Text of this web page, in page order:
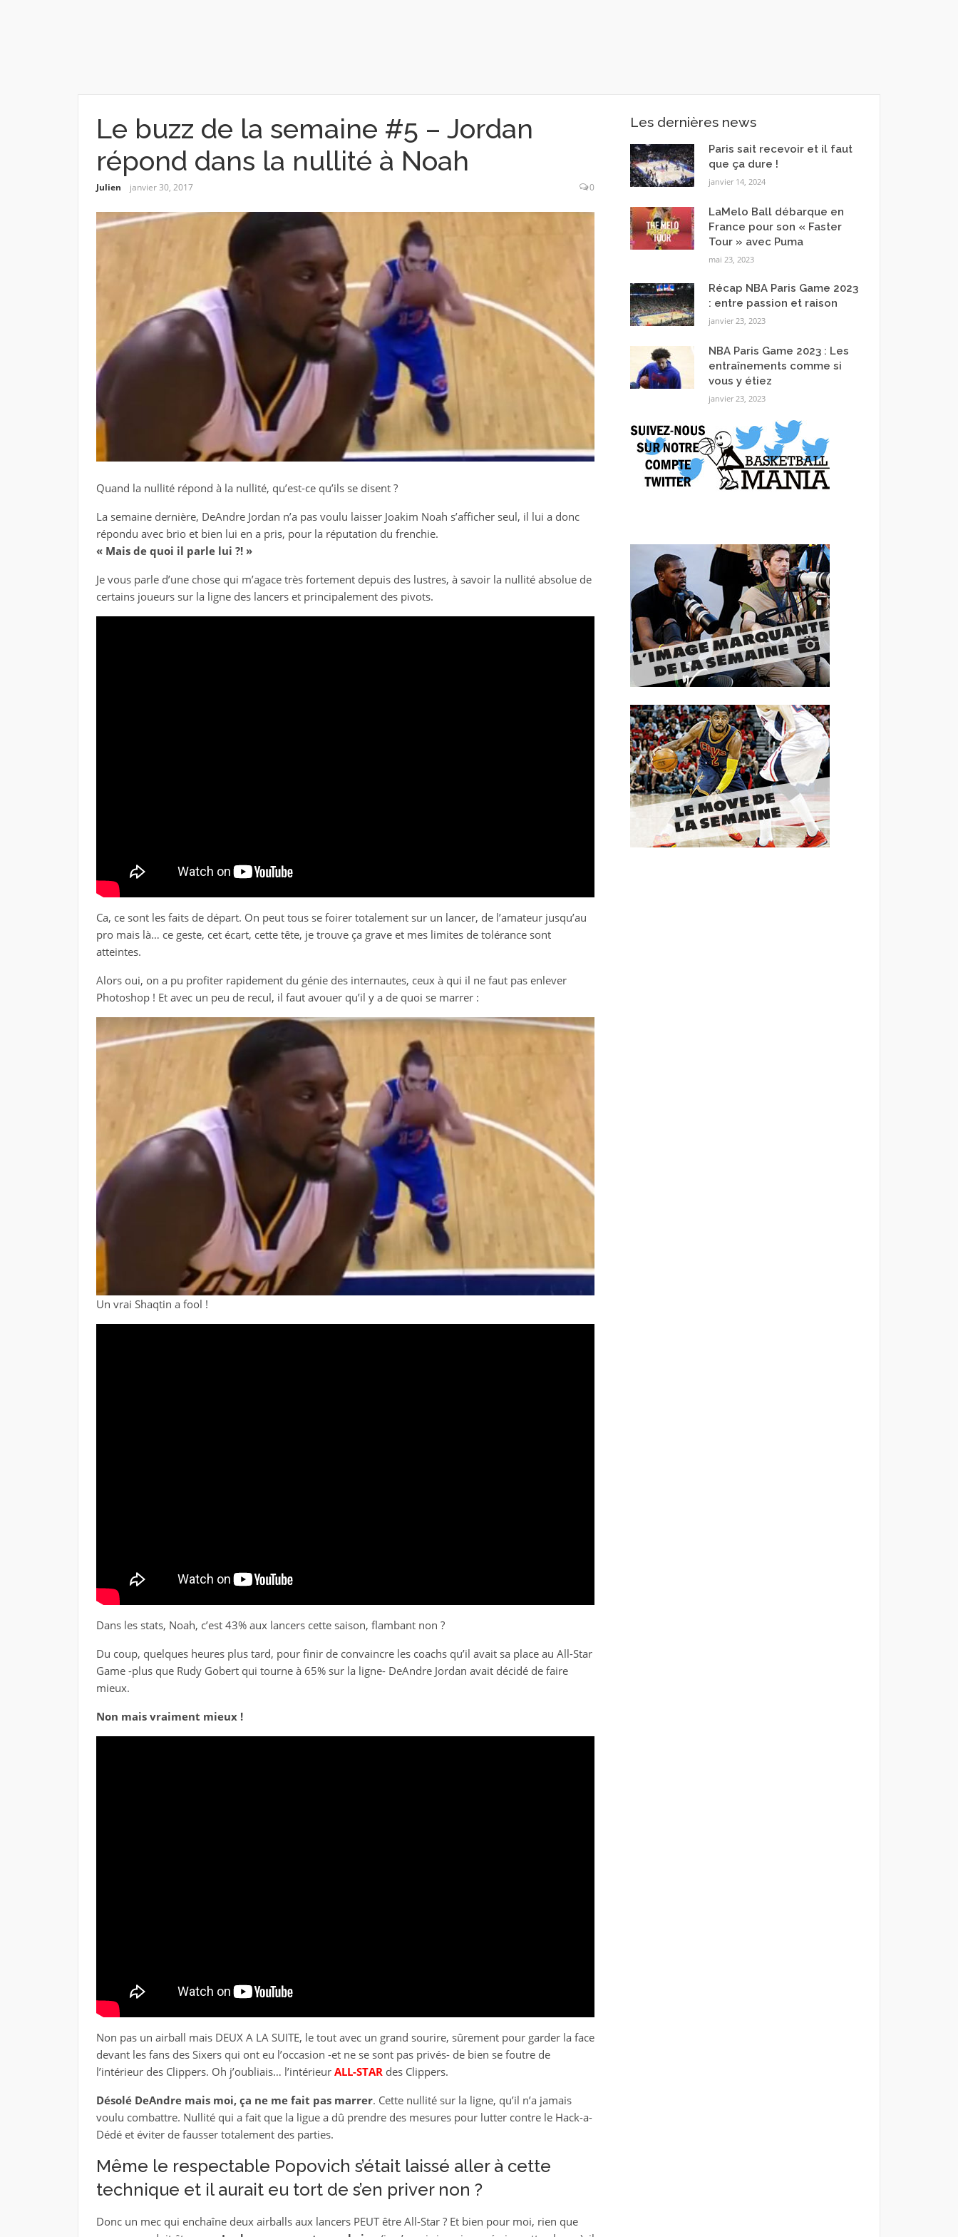
Le buzz de la semaine #5 – Jordan
répond dans la nullité à Noah
Julien janvier 30, 2017 0
Quand la nullité répond à la nullité, qu’est-ce qu’ils se disent ?
La semaine dernière, DeAndre Jordan n’a pas voulu laisser Joakim Noah s’afficher seul, il lui a donc
répondu avec brio et bien lui en a pris, pour la réputation du frenchie.
« Mais de quoi il parle lui ?! »
Je vous parle d’une chose qui m’agace très fortement depuis des lustres, à savoir la nullité absolue de
certains joueurs sur la ligne des lancers et principalement des pivots.
Ca, ce sont les faits de départ. On peut tous se foirer totalement sur un lancer, de l’amateur jusqu’au
pro mais là… ce geste, cet écart, cette tête, je trouve ça grave et mes limites de tolérance sont
atteintes.
Alors oui, on a pu profiter rapidement du génie des internautes, ceux à qui il ne faut pas enlever
Photoshop ! Et avec un peu de recul, il faut avouer qu’il y a de quoi se marrer :
Un vrai Shaqtin a fool !
Dans les stats, Noah, c’est 43% aux lancers cette saison, flambant non ?
Du coup, quelques heures plus tard, pour finir de convaincre les coachs qu’il avait sa place au All-Star
Game -plus que Rudy Gobert qui tourne à 65% sur la ligne- DeAndre Jordan avait décidé de faire
mieux.
Non mais vraiment mieux !
Non pas un airball mais DEUX A LA SUITE, le tout avec un grand sourire, sûrement pour garder la face
devant les fans des Sixers qui ont eu l’occasion -et ne se sont pas privés- de bien se foutre de
l’intérieur des Clippers. Oh j’oubliais… l’intérieur ALL-STARdes Clippers.
Désolé DeAndre mais moi, ça ne me fait pas marrer. Cette nullité sur la ligne, qu’il n’a jamais
voulu combattre. Nullité qui a fait que la ligue a dû prendre des mesures pour lutter contre le Hack-a-
Dédé et éviter de fausser totalement des parties.
Même le respectable Popovich s’était laissé aller à cette
technique et il aurait eu tort de s’en priver non ?
Donc un mec qui enchaîne deux airballs aux lancers PEUT être All-Star ? Et bien pour moi, rien que
Les dernières news
Paris sait recevoir et il faut
que ça dure !
janvier 14, 2024
LaMelo Ball débarque en
France pour son « Faster
Tour » avec Puma
mai 23, 2023
Récap NBA Paris Game 2023
: entre passion et raison
janvier 23, 2023
NBA Paris Game 2023 : Les
entraînements comme si
vous y étiez
janvier 23, 2023